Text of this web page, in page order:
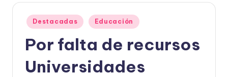
d
Publicado
en
Destacadas Educación
Por falta de recursos
Universidades